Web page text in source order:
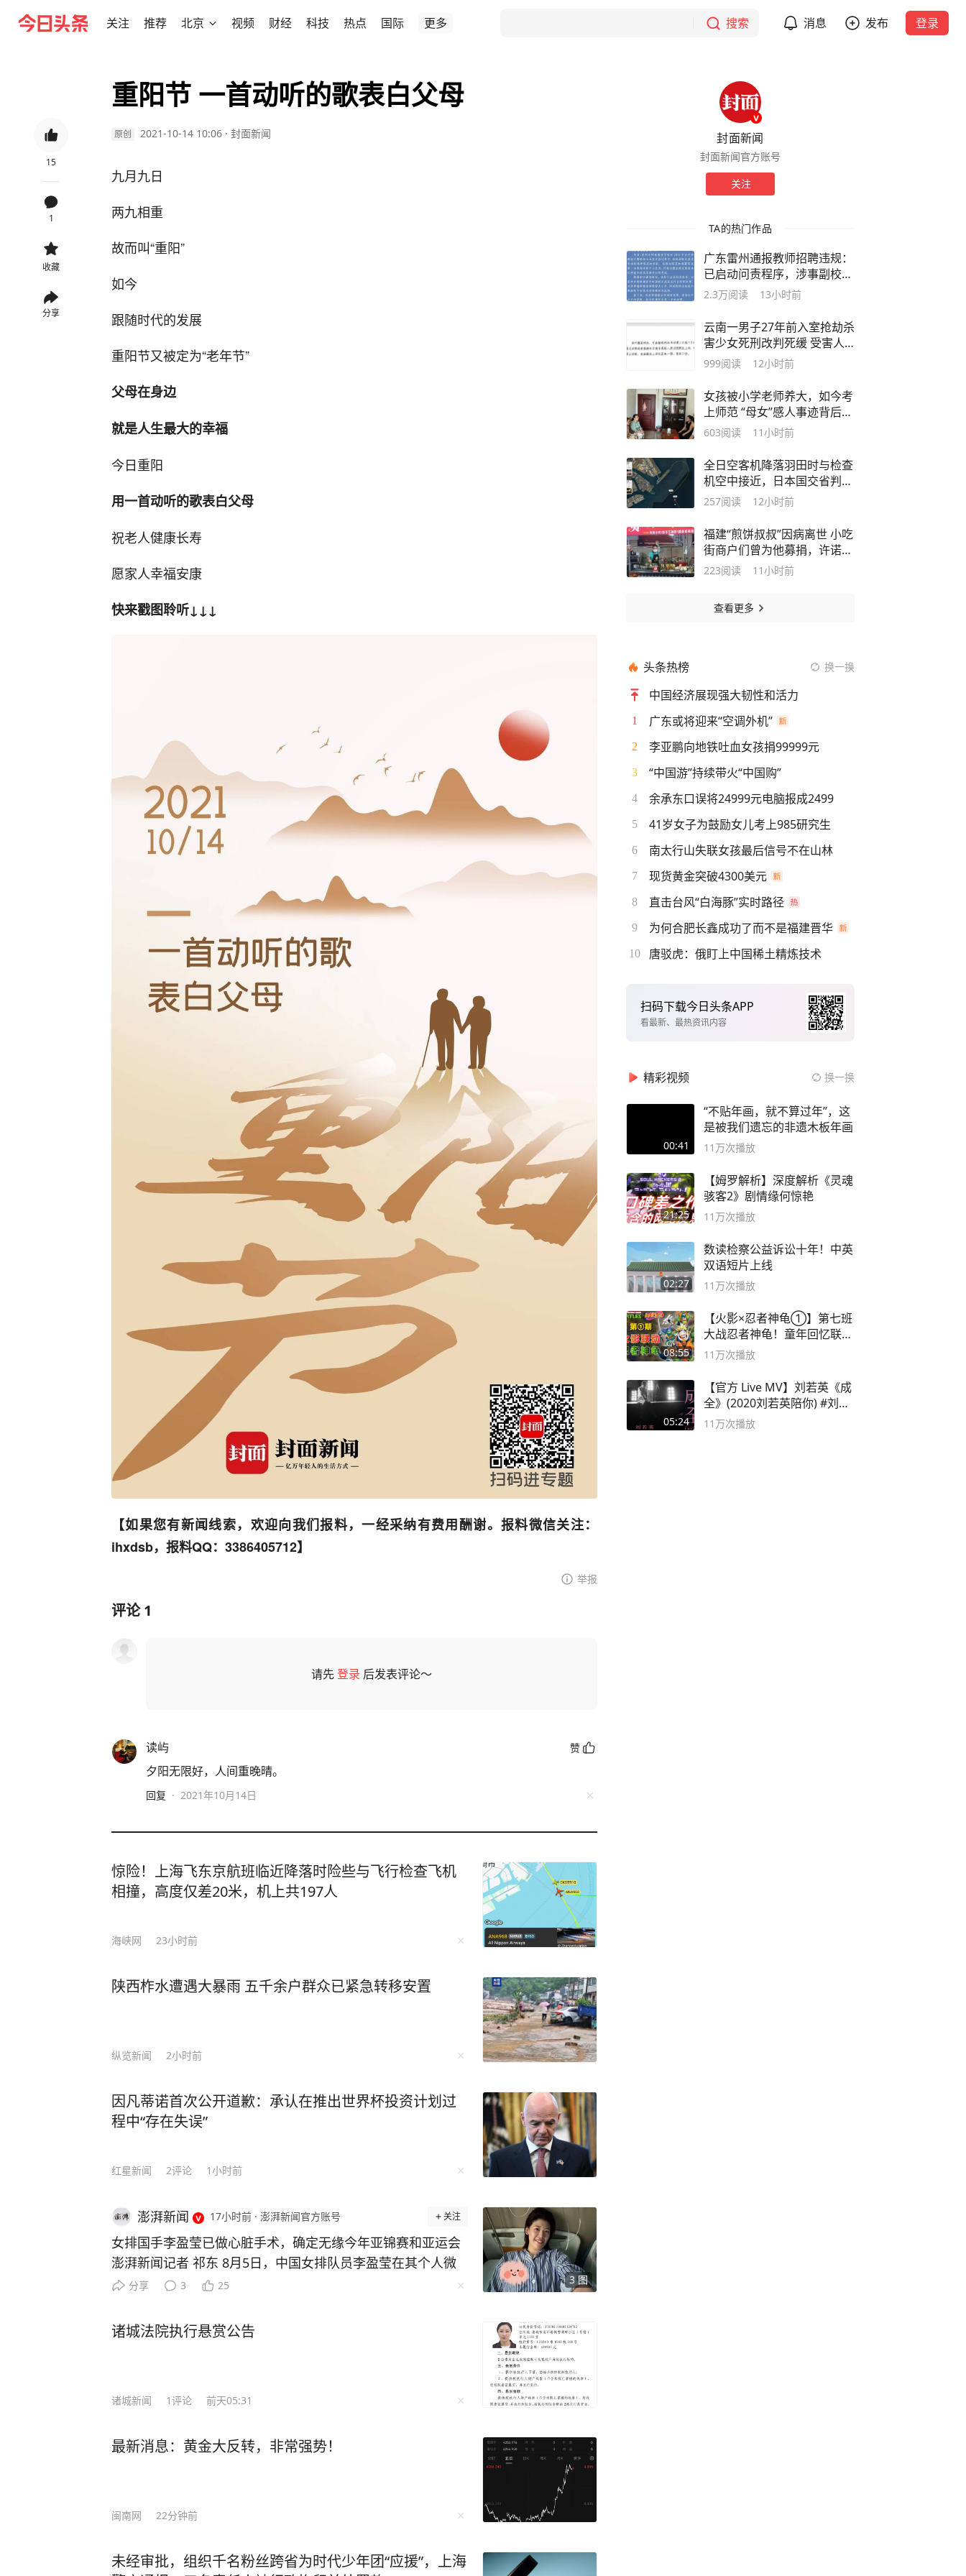
关注 推荐 北京 视频 财经 科技 热点 国际 更多 搜索 消息 发布 登录
15
1
收藏
分享
重阳节 一首动听的歌表白父母
原创 2021-10-14 10:06 · 封面新闻
九月九日
两九相重
故而叫“重阳”
如今
跟随时代的发展
重阳节又被定为“老年节”
父母在身边
就是人生最大的幸福
今日重阳
用一首动听的歌表白父母
祝老人健康长寿
愿家人幸福安康
快来戳图聆听↓↓↓
【如果您有新闻线索，欢迎向我们报料，一经采纳有费用酬谢。报料微信关注：
ihxdsb，报料QQ：3386405712】
举报
评论1
请先登录 后发表评论～
读屿 赞
夕阳无限好，人间重晚晴。
回复 · 2021年10月14日
惊险！上海飞东京航班临近降落时险些与飞行检查飞机
相撞，高度仅差20米，机上共197人
海峡网 23小时前
陕西柞水遭遇大暴雨 五千余户群众已紧急转移安置
纵览新闻 2小时前
因凡蒂诺首次公开道歉：承认在推出世界杯投资计划过
程中“存在失误”
红星新闻 2评论 1小时前
3 图
澎湃新闻 17小时前 · 澎湃新闻官方账号 关注
女排国手李盈莹已做心脏手术，确定无缘今年亚锦赛和亚运会
澎湃新闻记者 祁东 8月5日，中国女排队员李盈莹在其个人微
博“@能量小瑩瑩”上发文称，自己已做了心脏手术，经评估确定
况，需要进行手术，手术做的很成功，现在已经出院回家休
养。经过综合评估，确定无缘本届亚锦赛与亚运会。心中满是
也期待痊愈之后，再次踏上熟悉的赛场。” 4月29日，中国国家
为李盈莹。视觉中国 图 今年4月29日举办的国家女排公开训练
就此缺席本赛季世界女排联赛多场比赛。 女排亚锦赛将于8月2
国女排与中国台北、伊朗、伊拉克同组。 2026年亚运会女排赛
分享 3 25
诸城法院执行悬赏公告
诸城新闻 1评论 前天05:31
最新消息：黄金大反转，非常强势！
闽南网 22分钟前
未经审批，组织千名粉丝跨省为时代少年团“应援”，上海
封面新闻
封面新闻官方账号
关注
TA的热门作品
广东雷州通报教师招聘违规：
已启动问责程序，涉事副校长
停职
2.3万阅读 13小时前
云南一男子27年前入室抢劫杀
害少女死刑改判死缓 受害人
家属回应：申诉已被受理
999阅读 12小时前
女孩被小学老师养大，如今考
上师范 “母女”感人事迹背后，
是一场善意的托举
603阅读 11小时前
全日空客机降落羽田时与检查
机空中接近，日本国交省判定
不构成重大事故征候
257阅读 12小时前
福建“煎饼叔叔”因病离世 小吃
街商户们曾为他募捐，许诺康
复后请所有好心人吃煎饼
223阅读 11小时前
查看更多
头条热榜 换一换
中国经济展现强大韧性和活力
1 广东或将迎来“空调外机”
2 李亚鹏向地铁吐血女孩捐99999元
3 “中国游”持续带火“中国购”
4 余承东口误将24999元电脑报成2499
5 41岁女子为鼓励女儿考上985研究生
6 南太行山失联女孩最后信号不在山林
7 现货黄金突破4300美元
8 直击台风“白海豚”实时路径
9 为何合肥长鑫成功了而不是福建晋华
10 唐驳虎：俄盯上中国稀土精炼技术
扫码下载今日头条APP
看最新、最热资讯内容
精彩视频 换一换
00:41
“不贴年画，就不算过年”，这
是被我们遗忘的非遗木板年画
11万次播放
21:25
【姆罗解析】深度解析《灵魂
骇客2》剧情缘何惊艳
11万次播放
02:27
数读检察公益诉讼十年！中英
双语短片上线
11万次播放
08:55
【火影×忍者神龟①】第七班
大战忍者神龟！童年回忆联动
论武？
11万次播放
05:24
【官方 Live MV】刘若英《成
全》(2020刘若英陪你) #刘若
英 #成全
11万次播放